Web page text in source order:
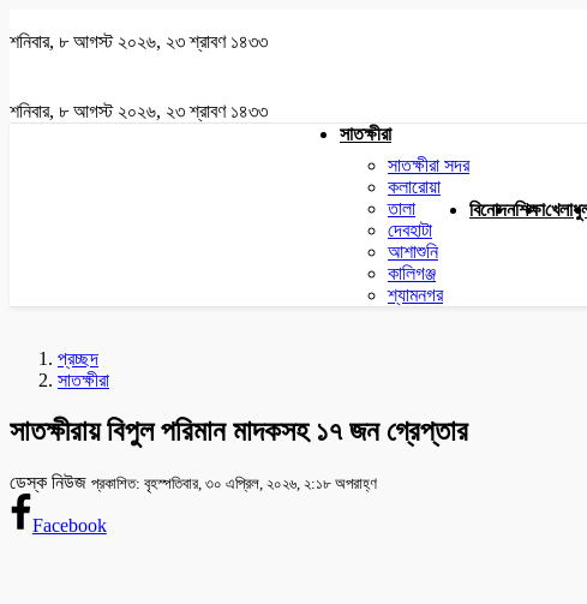
শনিবার, ৮ আগস্ট ২০২৬, ২৩ শ্রাবণ ১৪৩৩
শনিবার, ৮ আগস্ট ২০২৬, ২৩ শ্রাবণ ১৪৩৩
সাতক্ষীরা
সাতক্ষীরা সদর
কলারোয়া
তালা
দেবহাটা
আশাশুনি
কালিগঞ্জ
শ্যামনগর
বিনোদনশিক্ষা
প্রচ্ছদ
সাতক্ষীরা
সাতক্ষীরায় বিপুল পরিমান মাদকসহ ১৭ জন গ্রেপ্তার
ডেস্ক নিউজ প্রকাশিত: বৃহস্পতিবার, ৩০ এপ্রিল, ২০২৬, ২:১৮ অপরাহ্ণ
Facebook